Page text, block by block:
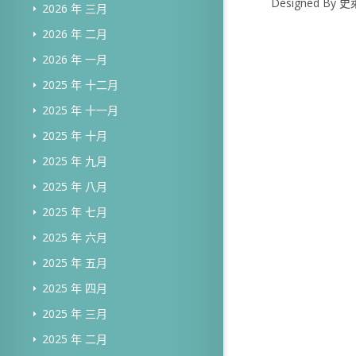
2026 年 三月
2026 年 二月
2026 年 一月
2025 年 十二月
2025 年 十一月
2025 年 十月
2025 年 九月
2025 年 八月
2025 年 七月
2025 年 六月
2025 年 五月
2025 年 四月
2025 年 三月
2025 年 二月